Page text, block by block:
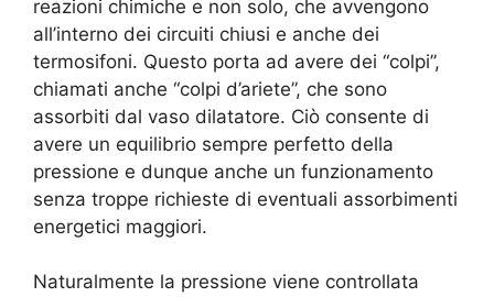
reazioni chimiche e non solo, che avvengono
all’interno dei circuiti chiusi e anche dei
termosifoni. Questo porta ad avere dei “colpi”,
chiamati anche “colpi d’ariete”, che sono
assorbiti dal vaso dilatatore. Ciò consente di
avere un equilibrio sempre perfetto della
pressione e dunque anche un funzionamento
senza troppe richieste di eventuali assorbimenti
energetici maggiori.
Naturalmente la pressione viene controllata